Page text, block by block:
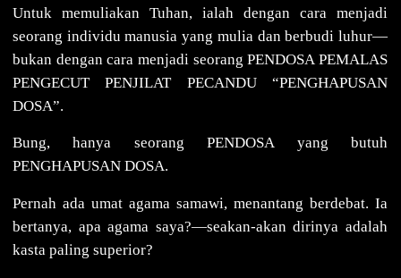
Untuk memuliakan Tuhan, ialah dengan cara menjadi
seorang individu manusia yang mulia dan berbudi luhur—
bukan dengan cara menjadi seorang PENDOSA PEMALAS
PENGECUT PENJILAT PECANDU “PENGHAPUSAN
DOSA”.
Bung, hanya seorang PENDOSA yang butuh
PENGHAPUSAN DOSA.
Pernah ada umat agama samawi, menantang berdebat. Ia
bertanya, apa agama saya?—seakan-akan dirinya adalah
kasta paling superior?